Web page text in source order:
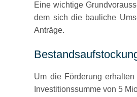
Eine wichtige
dem sich die bauliche
Anträge.
Um die Förderung
Investitionssumme von 5